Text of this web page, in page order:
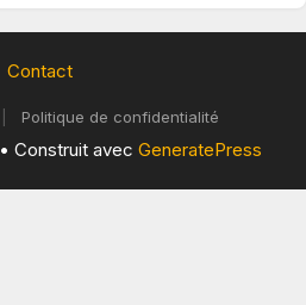
Contact
Politique de confidentialité
• Construit avec GeneratePress